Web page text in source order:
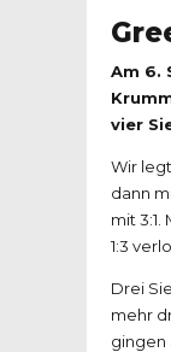
Am 6.
vier
Wir
dann
mit
1:3
Drei
mehr
gingen